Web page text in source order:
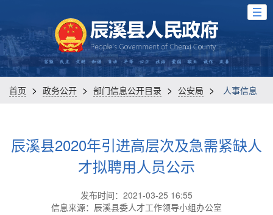
首页 > 政务公开 > 部门信息公开目录 > 公安局 > 人事信息
辰溪县2020年引进高层次及急需紧缺人
才拟聘用人员公示
发布时间：2021-03-25 16:55
信息来源：辰溪县委人才工作领导小组办公室